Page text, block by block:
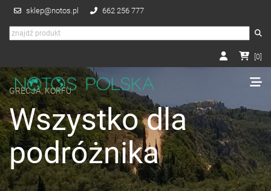
sklep@notos.pl 662 256 777
0
GRECJA, KORFU
Wszystko dla
podróżnika